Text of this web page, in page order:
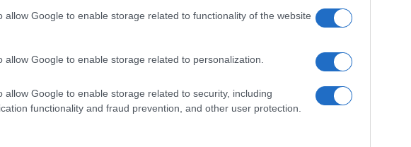
allow Google to enable storage related to functionality of the website
allow Google to enable storage related to personalization.
allow Google to enable storage related to security, including
functionality and fraud prevention, and other user protection.
solo se si pizzica la pelle. La cellulite
perdita di tono della pelle, dando ad essa un